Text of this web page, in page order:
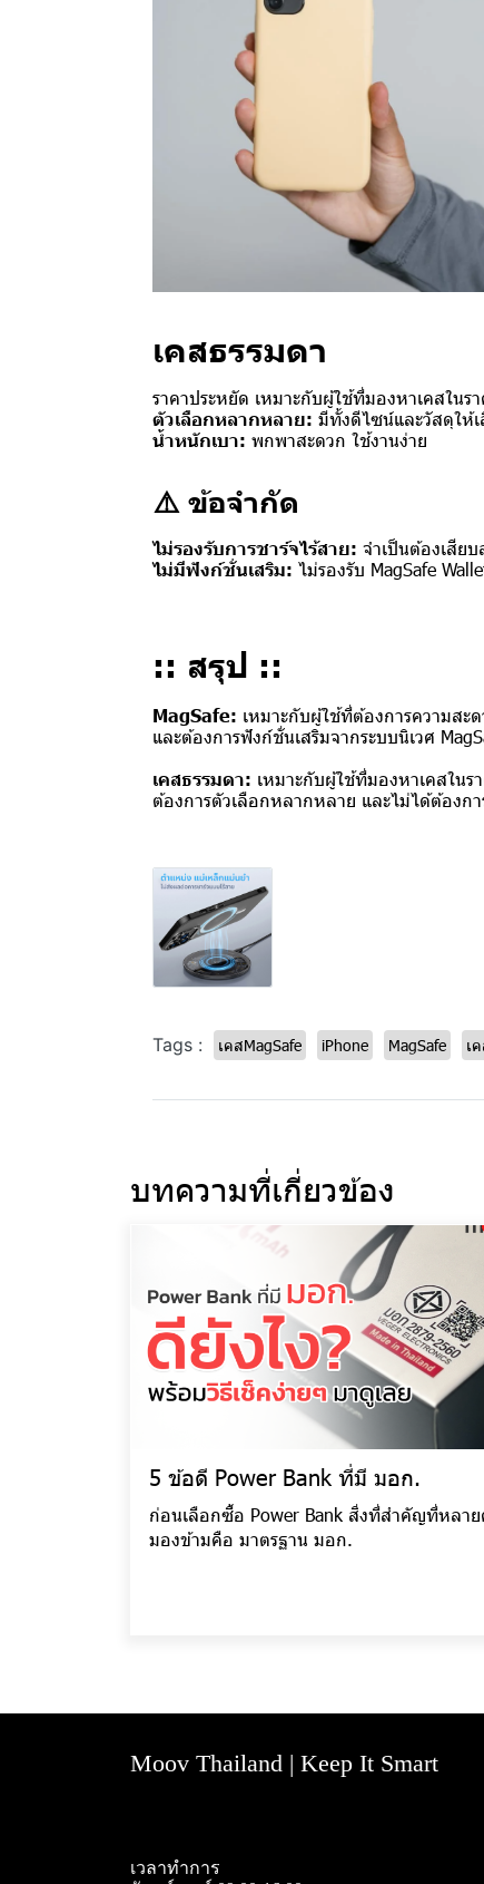
เคสธรรมดา
ราคาประหยัด เหมาะกับผู้ใช้ที่มองหาเคสในร
ตัวเลือกหลากหลาย: มีทั้งดีไซน์และวัสดุให้
น้ำหนักเบา: พกพาสะดวก ใช้งานง่าย
⚠️ ข้อจำกัด
ไม่รองรับการชาร์จไร้สาย: จำเป็นต้องเสีย
ไม่มีฟังก์ชั่นเสริม: ไม่รองรับ MagSafe
:: สรุป ::
MagSafe: เหมาะกับผู้ใช้ที่ต้องการความสะ
และต้องการฟังก์ชั่นเสริมจากระบบนิเวศ
เคสธรรมดา: เหมาะกับผู้ใช้ที่มองหาเคสในร
ต้องการตัวเลือกหลากหลาย และไม่ได้ต้องก
Tags : เคสMagSafe iPhone MagSafe เ
บทความที่เกี่ยวข้อง
5 ข้อดี Power Bank ที่มี มอก.
ก่อนเลือกซื้อ Power Bank สิ่งที่สำคัญที่หลา
มองข้ามคือ มาตรฐาน มอก.
Moov Thailand | Keep It Smart
เวลาทำการ